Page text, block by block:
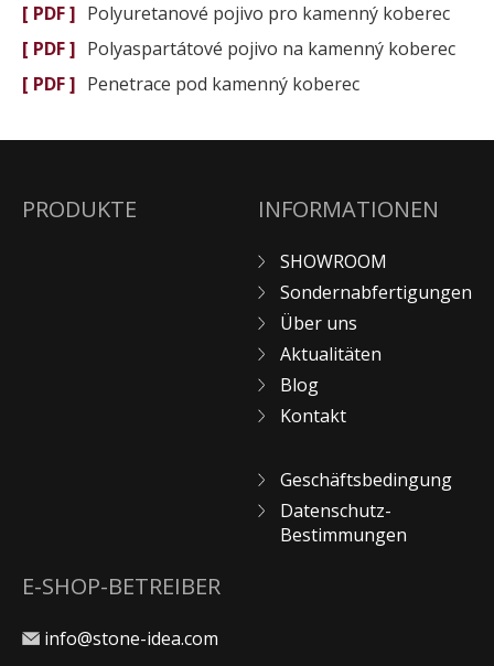
[ PDF ] Polyuretanové pojivo pro kamenný koberec
[ PDF ] Polyaspartátové pojivo na kamenný koberec
[ PDF ] Penetrace pod kamenný koberec
PRODUKTE INFORMATIONEN
SHOWROOM
Sondernabfertigungen
Über uns
Aktualitäten
Blog
Kontakt
Geschäftsbedingung
Datenschutz-
Bestimmungen
E-SHOP-BETREIBER
info@stone-idea.com